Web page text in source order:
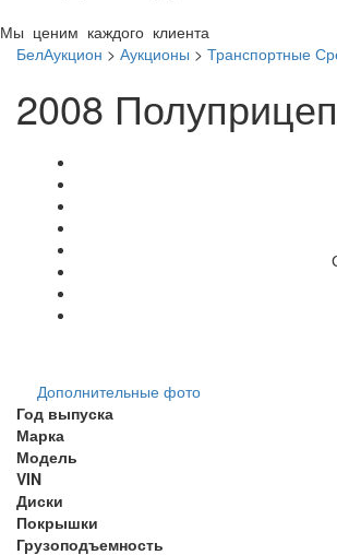
Мы ценим каждого клиента
БелАукцион > Аукционы > Транспортные
2008
Дополнительные фото
Год выпуска
Марка
Модель
VIN
Диски
Покрышки
Грузоподъемность